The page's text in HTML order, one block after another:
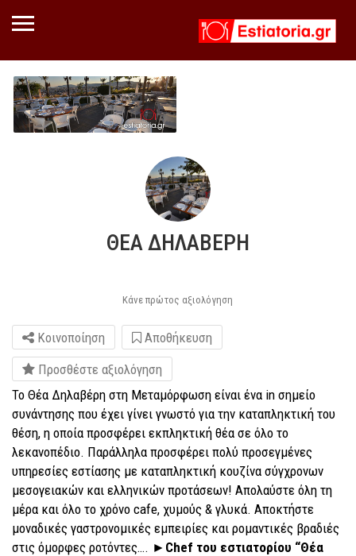
ΘΕΑ ΔΗΛΑΒΕΡΗ
Κάνε πρώτος αξιολόγηση
Κοινοποίηση
Αποθήκευση
Προσθέστε αξιολόγηση
Το Θέα Δηλαβέρη στη Μεταμόρφωση είναι ένα in σημείο
συνάντησης που έχει γίνει γνωστό για την καταπληκτική του
θέση, η οποία προσφέρει εκπληκτική θέα σε όλο το
λεκανοπέδιο. Παράλληλα προσφέρει πολύ προσεγμένες
υπηρεσίες εστίασης με καταπληκτική κουζίνα σύγχρονων
μεσογειακών και ελληνικών προτάσεων! Απολαύστε όλη τη
μέρα και όλο το χρόνο cafe, χυμούς & γλυκά. Αποκτήστε
μοναδικές γαστρονομικές εμπειρίες και ρομαντικές βραδιές
στις όμορφες ροτόντες…. ► Chef του εστιατορίου “Θέα